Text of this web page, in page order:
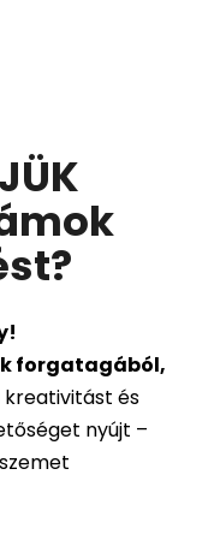
?
forgatagából,
kreativitást és
nyújt –